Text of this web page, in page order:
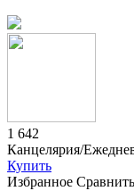
1 642
Канцелярия/
Купить
Избранное Сравнить